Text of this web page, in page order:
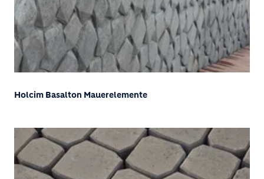
Holcim Basalton Mauerelemente